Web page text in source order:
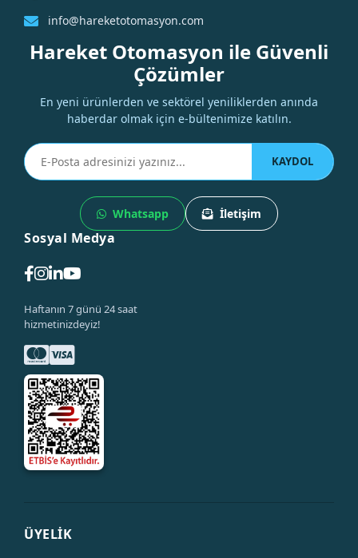
info@hareketotomasyon.com
Hareket Otomasyon ile Güvenli
Çözümler
En yeni ürünlerden ve sektörel yeniliklerden anında
haberdar olmak için e-bültenimize katılın.
KAYDOL
Whatsapp İletişim
Sosyal Medya
Haftanın 7 günü 24 saat
hizmetinizdeyiz!
ÜYELİK